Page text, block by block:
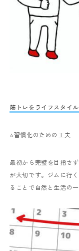
筋トレをライフスタイ
⭐️習慣化のための工夫
最初から完璧を目指さ
が大切です。ジムに行
ることで自然と生活の